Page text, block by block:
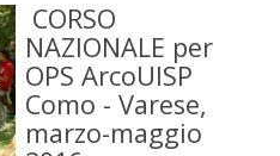
CORSO
NAZIONALE per
OPS ArcoUISP
Como - Varese,
marzo-maggio